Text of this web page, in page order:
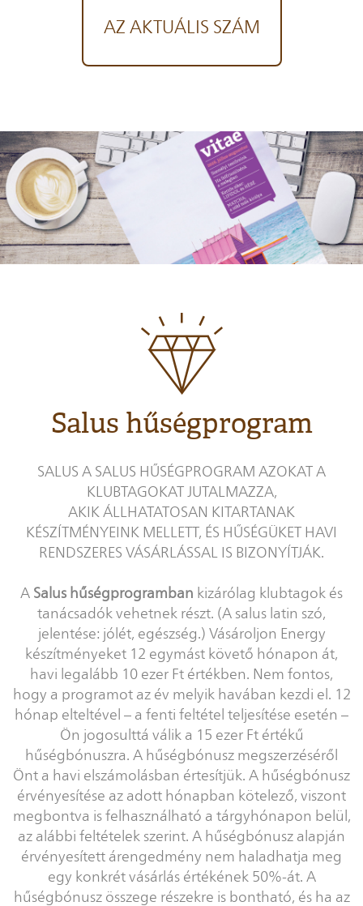
AZ AKTUÁLIS SZÁM
Salus hűségprogram
SALUS A SALUS HŰSÉGPROGRAM AZOKAT A
KLUBTAGOKAT JUTALMAZZA,
AKIK ÁLLHATATOSAN KITARTANAK
KÉSZÍTMÉNYEINK MELLETT, ÉS HŰSÉGÜKET HAVI
RENDSZERES VÁSÁRLÁSSAL IS BIZONYÍTJÁK.
A Salus hűségprogramban kizárólag klubtagok és
tanácsadók vehetnek részt. (A salus latin szó,
jelentése: jólét, egészség.) Vásároljon Energy
készítményeket 12 egymást követő hónapon át,
havi legalább 10 ezer Ft értékben. Nem fontos,
hogy a programot az év melyik havában kezdi el. 12
hónap elteltével – a fenti feltétel teljesítése esetén –
Ön jogosulttá válik a 15 ezer Ft értékű
hűségbónuszra. A hűségbónusz megszerzéséről
Önt a havi elszámolásban értesítjük. A hűségbónusz
érvényesítése az adott hónapban kötelező, viszont
megbontva is felhasználható a tárgyhónapon belül,
az alábbi feltételek szerint. A hűségbónusz alapján
érvényesített árengedmény nem haladhatja meg
egy konkrét vásárlás értékének 50%-át. A
hűségbónusz összege részekre is bontható, és ha az